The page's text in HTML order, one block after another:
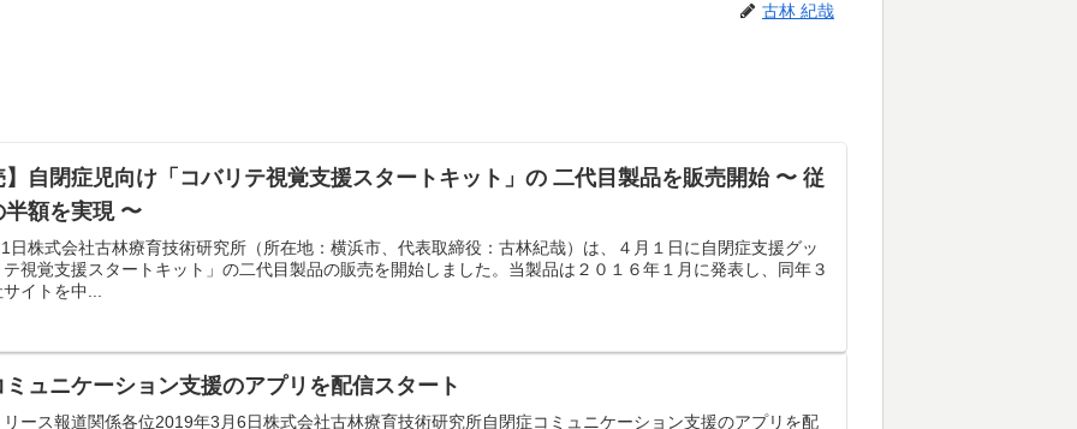
古林 紀哉
】自閉症児向け「コバリテ視覚支援スタートキット」の 二代目製品を販売開始 〜 従
半額を実現 〜
日株式会社古林療育技術研究所（所在地：横浜市、代表取締役：古林紀哉）は、４月１日に自閉症支援グッ
視覚支援スタートキット」の二代目製品の販売を開始しました。当製品は２０１６年１月に発表し、同年３
イトを中...
ュニケーション支援のアプリを配信スタート
ース報道関係各位2019年3月6日株式会社古林療育技術研究所自閉症コミュニケーション支援のアプリを配